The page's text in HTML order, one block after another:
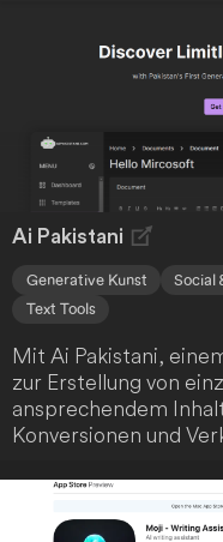
Möglichkeiten zu
Ai Pakistani
Generative Kunst
Social
Text Tools
Mit Ai Pakistani,
zur Erstellung von
ansprechendem
Konversionen und
Vorlagen, die den
Erstellungsprozess